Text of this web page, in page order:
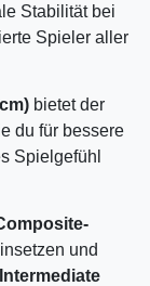
Stabilität bei
Spieler aller
bietet der
du für bessere
Spielgefühl
und